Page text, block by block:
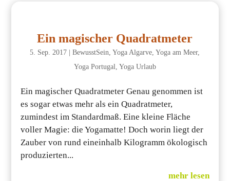
Ein magischer Quadratmeter
5. Sep. 2017 |BewusstSein,Yoga Algarve,Yoga am Meer,
Yoga Portugal, Yoga Urlaub
Ein magischer Quadratmeter Genau genommen ist
es sogar etwas mehr als ein Quadratmeter,
zumindest im Standardmaß. Eine kleine Fläche
voller Magie: die Yogamatte! Doch worin liegt der
Zauber von rund eineinhalb Kilogramm ökologisch
produzierten...
mehr lesen